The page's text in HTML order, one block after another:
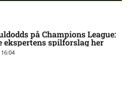
på Champions League:
ekspertens spilforslag her
16:04